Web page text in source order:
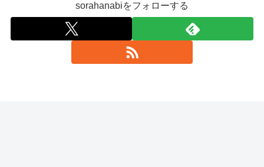
sorahanabiをフォローする